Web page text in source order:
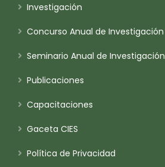
Investigación
Concurso Anual de Investigación
Seminario Anual de Investigación
Publicaciones
Capacitaciones
Gaceta CIES
Política de Privacidad